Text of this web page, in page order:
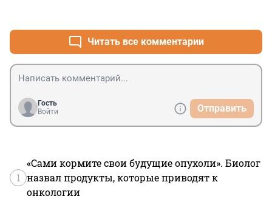
Читать все комментарии
Гость
Войти
Отправить
1
«Сами кормите свои будущие опухоли». Биолог
назвал продукты, которые приводят к
онкологии